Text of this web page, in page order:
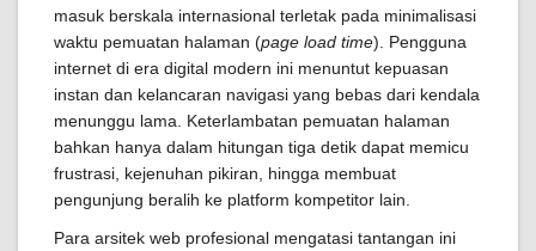
masuk berskala internasional terletak pada minimalisasi
waktu pemuatan halaman (page load time). Pengguna
internet di era digital modern ini menuntut kepuasan
instan dan kelancaran navigasi yang bebas dari kendala
menunggu lama. Keterlambatan pemuatan halaman
bahkan hanya dalam hitungan tiga detik dapat memicu
frustrasi, kejenuhan pikiran, hingga membuat
pengunjung beralih ke platform kompetitor lain.
Para arsitek web profesional mengatasi tantangan ini